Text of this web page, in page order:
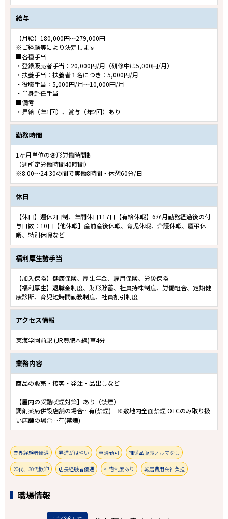
給与
【月給】180,000円～279,000円
※ご経験等により決定します
■各種手当
・登録販売者手当：20,000円/月（研修中は5,000円/月）
・扶養手当：扶養者１名につき：5,000円/月
・役職手当：5,000円/月～10,000円/月
・単身赴任手当
■備考
・昇給（年1回）、賞与（年2回）あり
勤務時間
1ヶ月単位の変形労働時間制
（週所定労働時間40時間）
※8:00～24:30の間で実働8時間・休憩60分/日
休日
【休日】週休2日制、年間休日117日【有給休暇】6か月勤務経過後の付
与日数：10日【他休暇】産前産後休暇、育児休暇、介護休暇、慶弔休
暇、特別休暇など
福利厚生諸手当
【加入保険】健康保険、厚生年金、雇用保険、労災保険
【福利厚生】退職金制度、財形貯蓄、社員持株制度、労働組合、定期健
康診断、育児短時間勤務制度、社員割引制度
アクセス情報
東海学園前駅 (JR豊肥本線)車4分
業務内容
商品の販売・接客・発注・品出しなど
【屋内の受動喫煙対策】あり（禁煙）
調剤薬局併設店舗の場合…有(禁煙) ※敷地内全面禁煙 OTCのみ取り扱
い店舗の場合…有(禁煙)
業界経験者優遇 昇進がはやい 車通勤可 推奨品販売ノルマなし
20代、30代歓迎 店長経験者優遇 社宅制度あり 転居費用会社負担
職場情報